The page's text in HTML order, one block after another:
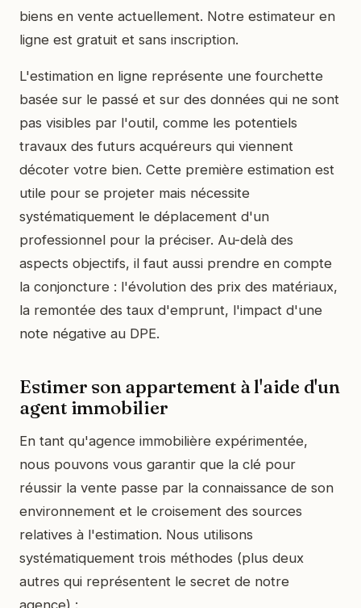
biens en vente actuellement. Notre estimateur en
ligne est gratuit et sans inscription.
L'estimation en ligne représente une fourchette
basée sur le passé et sur des données qui ne sont
pas visibles par l'outil, comme les potentiels
travaux des futurs acquéreurs qui viennent
décoter votre bien. Cette première estimation est
utile pour se projeter mais nécessite
systématiquement le déplacement d'un
professionnel pour la préciser. Au-delà des
aspects objectifs, il faut aussi prendre en compte
la conjoncture : l'évolution des prix des matériaux,
la remontée des taux d'emprunt, l'impact d'une
note négative au DPE.
Estimer son appartement à l'aide d'un
agent immobilier
En tant qu'agence immobilière expérimentée,
nous pouvons vous garantir que la clé pour
réussir la vente passe par la connaissance de son
environnement et le croisement des sources
relatives à l'estimation. Nous utilisons
systématiquement trois méthodes (plus deux
autres qui représentent le secret de notre
agence) :